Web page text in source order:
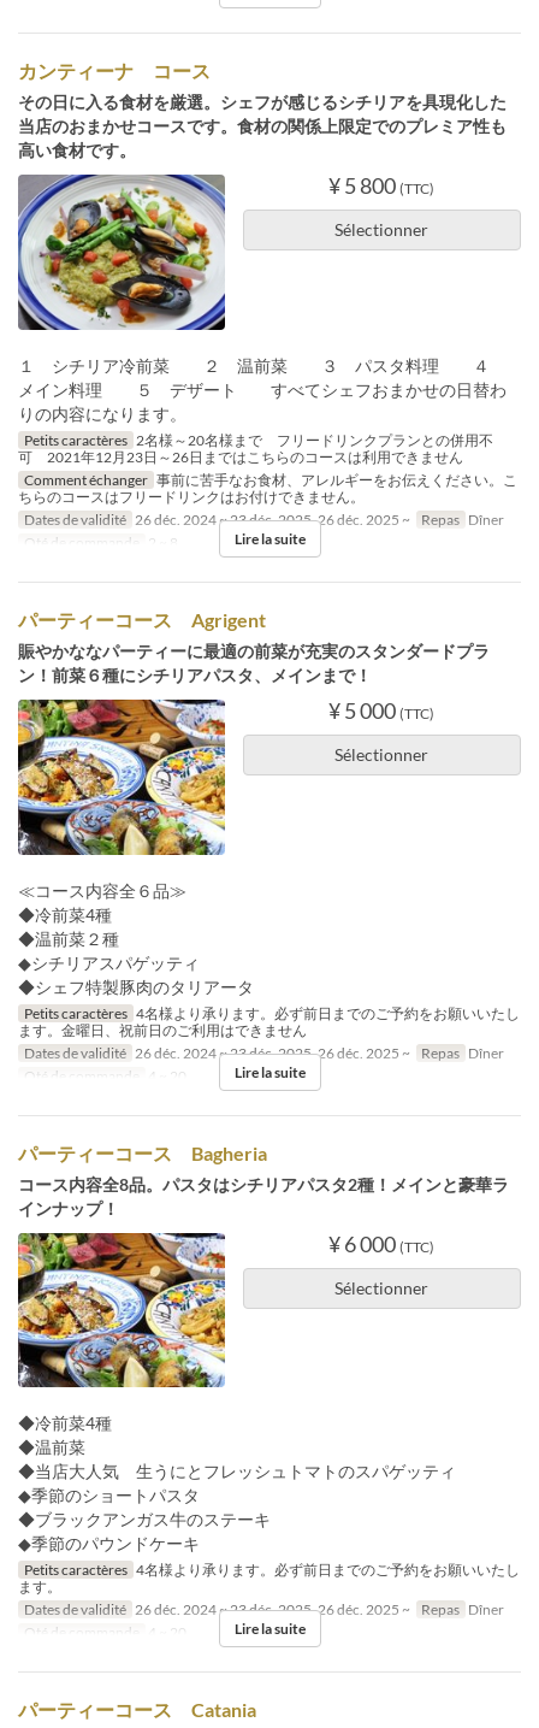
カンティーナ コース
その日に入る食材を厳選。シェフが感じるシチリアを具現化した
当店のおまかせコースです。食材の関係上限定でのプレミア性も
高い食材です。
¥ 5 800 (TTC)
Sélectionner
１ シチリア冷前菜 ２ 温前菜 ３ パスタ料理 ４
メイン料理 ５ デザート すべてシェフおまかせの日替わ
りの内容になります。
Petits caractères 2名様～20名様まで フリードリンクプランとの併用不
可 2021年12月23日～26日まではこちらのコースは利用できません
Comment échanger 事前に苦手なお食材、アレルギーをお伝えください。こ
ちらのコースはフリードリンクはお付けできません。
Dates de validité 26 déc. 2024 ~ 23 déc. 2025, 26 déc. 2025 ~ Repas Dîner
Qté de commande
2 ~ 8 Lire la suite
パーティーコース Agrigent
賑やかななパーティーに最適の前菜が充実のスタンダードプラ
ン！前菜６種にシチリアパスタ、メインまで！
¥ 5 000 (TTC)
Sélectionner
≪コース内容全６品≫
◆冷前菜4種
◆温前菜２種
◆シチリアスパゲッティ
◆シェフ特製豚肉のタリアータ
Petits caractères 4名様より承ります。必ず前日までのご予約をお願いいたし
ます。金曜日、祝前日のご利用はできません
Dates de validité 26 déc. 2024 ~ 23 déc. 2025, 26 déc. 2025 ~ Repas Dîner
Qté de commande
4 ~ 20 Lire la suite
パーティーコース Bagheria
コース内容全8品。パスタはシチリアパスタ2種！メインと豪華ラ
インナップ！
¥ 6 000 (TTC)
Sélectionner
◆冷前菜4種
◆温前菜
◆当店大人気 生うにとフレッシュトマトのスパゲッティ
◆季節のショートパスタ
◆ブラックアンガス牛のステーキ
◆季節のパウンドケーキ
Petits caractères 4名様より承ります。必ず前日までのご予約をお願いいたし
ます。
Dates de validité 26 déc. 2024 ~ 23 déc. 2025, 26 déc. 2025 ~ Repas Dîner
Qté de commande
4 ~ 20 Lire la suite
パーティーコース Catania